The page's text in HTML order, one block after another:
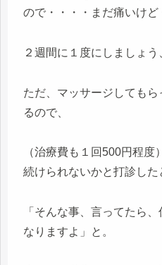
ので・・・・まだ痛いけど
２週間に１度にしましょう
ただ、マッサージしても
るので、
（治療費も１回500円程度
続けられないかと打診した
「そんな事、言ってたら
なりますよ」と。